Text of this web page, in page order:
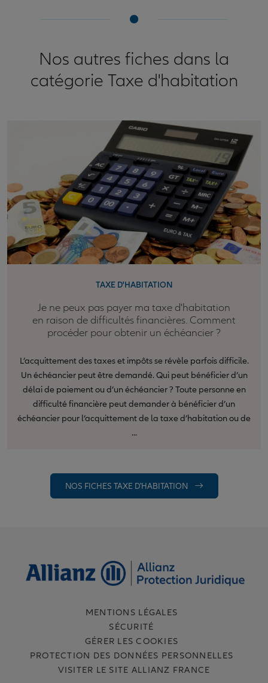
Nos autres fiches dans la
catégorie Taxe d'habitation
TAXE D'HABITATION
Je ne peux pas payer ma taxe d'habitation
en raison de difficultés financières. Comment
procéder pour obtenir un échéancier ?
L’acquittement des taxes et impôts se révèle parfois difficile.
Un échéancier peut être demandé. Qui peut bénéficier d’un
délai de paiement ou d’un échéancier ? Toute personne en
difficulté financière peut demander à bénéficier d’un
échéancier pour l’acquittement de la taxe d’habitation ou de
...
NOS FICHES TAXE D'HABITATION
MENTIONS LÉGALES
SÉCURITÉ
GÉRER LES COOKIES
PROTECTION DES DONNÉES PERSONNELLES
VISITER LE SITE ALLIANZ FRANCE